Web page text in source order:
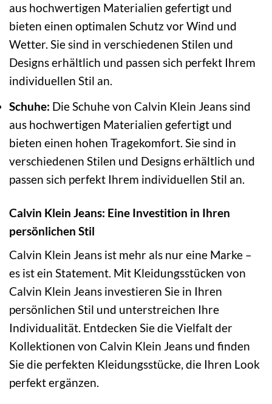
aus hochwertigen Materialien gefertigt und
bieten einen optimalen Schutz vor Wind und
Wetter. Sie sind in verschiedenen Stilen und
Designs erhältlich und passen sich perfekt Ihrem
individuellen Stil an.
Schuhe: Die Schuhe von Calvin Klein Jeans sind
aus hochwertigen Materialien gefertigt und
bieten einen hohen Tragekomfort. Sie sind in
verschiedenen Stilen und Designs erhältlich und
passen sich perfekt Ihrem individuellen Stil an.
Calvin Klein Jeans: Eine Investition in Ihren
persönlichen Stil
Calvin Klein Jeans ist mehr als nur eine Marke –
es ist ein Statement. Mit Kleidungsstücken von
Calvin Klein Jeans investieren Sie in Ihren
persönlichen Stil und unterstreichen Ihre
Individualität. Entdecken Sie die Vielfalt der
Kollektionen von Calvin Klein Jeans und finden
Sie die perfekten Kleidungsstücke, die Ihren Look
perfekt ergänzen.